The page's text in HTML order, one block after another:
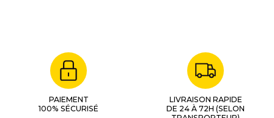
PAIEMENT
100% SÉCURISÉ
LIVRAISON RAPIDE
DE 24 À 72H (SELON